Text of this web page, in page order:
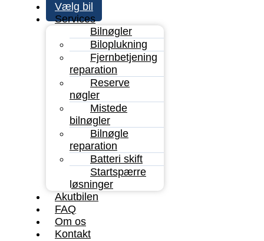
Vælg bil
Services
Bilnøgler
Biloplukning
Fjernbetjening
reparation
Reserve
nøgler
Mistede
bilnøgler
Bilnøgle
reparation
Batteri skift
Startspærre
løsninger
Akutbilen
FAQ
Om os
Kontakt